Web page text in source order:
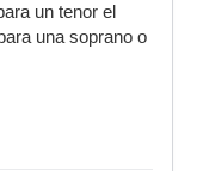
un tenor el
una soprano o